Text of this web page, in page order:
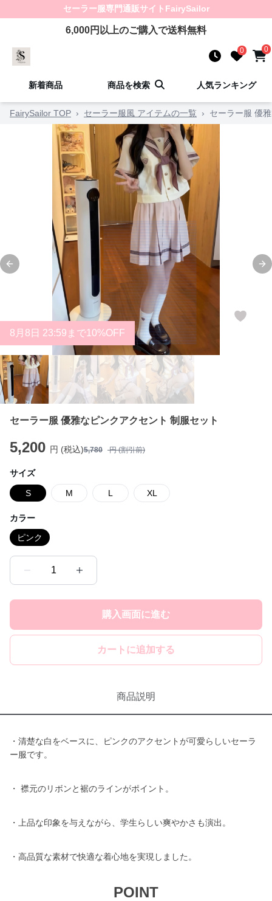
セーラー服専門通販サイト FairySailor
6,000円以上のご購入で送料無料
0 0
新着商品 商品を検索 人気ランキング
FairySailor TOP › セーラー服風 アイテムの一覧 › セーラー服 優
Previous slide
8 月 8 日 23:59まで10%OFF
セーラー服 優雅なピンクアクセント 制服セット
5,200 円 (税込)5,780 円 (割引前)
サイズ
S M L XL
カラー
ピンク
1
購入画面に進む
カートに追加する
商品説明
・清楚な白をベースに、ピンクのアクセントが可愛らしいセーラ
ー服です。
・ 襟元のリボンと裾のラインがポイント。
・上品な印象を与えながら、学生らしい爽やかさも演出。
・高品質な素材で快適な着心地を実現しました。
POINT